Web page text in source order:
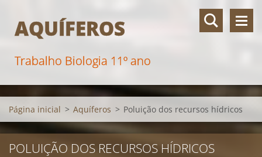
AQUÍFEROS
Trabalho Biologia 11º ano
Página inicial > Aquíferos > Poluição dos recursos hídricos
POLUIÇÃO DOS RECURSOS HÍDRICOS